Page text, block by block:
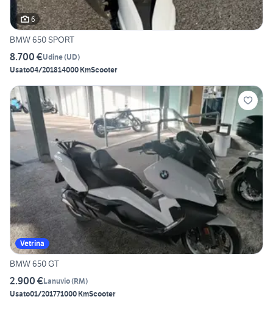
6
BMW 650 SPORT
8.700 €Udine(UD)
Usato04/201814000 KmScooter
Vetrina
BMW 650 GT
2.900 €Lanuvio(RM)
Usato01/201771000 KmScooter